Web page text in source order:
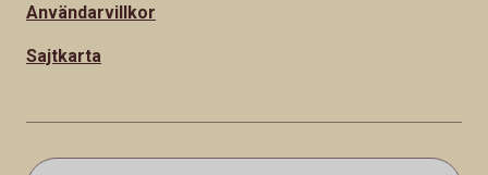
Användarvillkor
Sajtkarta